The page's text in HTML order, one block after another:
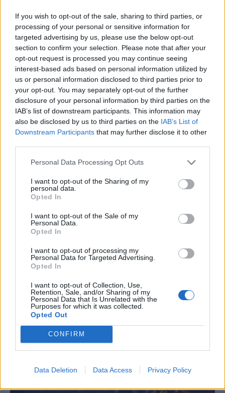
If you wish to opt-out of the sale, sharing to third parties, or
processing of your personal or sensitive information for
targeted advertising by us, please use the below opt-out
section to confirm your selection. Please note that after your
opt-out request is processed you may continue seeing
interest-based ads based on personal information utilized by
us or personal information disclosed to third parties prior to
your opt-out. You may separately opt-out of the further
disclosure of your personal information by third parties on the
IAB’s list of downstream participants. This information may
also be disclosed by us to third parties on the IAB’s List of
Downstream Participants that may further disclose it to other
Personal Data Processing Opt Outs
I want to opt-out of the Sharing of my
personal data.
Opted In
I want to opt-out of the Sale of my
Personal Data.
Opted In
I want to opt-out of processing my
Personal Data for Targeted Advertising.
Opted In
I want to opt-out of Collection, Use,
Retention, Sale, and/or Sharing of my
Personal Data that Is Unrelated with the
Purposes for which it was collected.
Opted Out
CONFIRM
Data Deletion Data Access Privacy Policy
strategy και οτιδήποτε έχει να κάνει με Star
Wars! Ανεπιβεβαίωτες πληροφορίες τον θέλουν
όμως να ξεφαντώνει με καραόκε και SingStar
κάθε είδους. Τον τελευταίο καιρό μάχεται στις
διαδικτυακές αρένες του StarCraft 2,
προσπαθώντας με κόπο και ιδρώτα να ανέβει
κατηγορία...
RELATEDPOSTS
στιγμή σε απόλυτη gaming εμπειρία!